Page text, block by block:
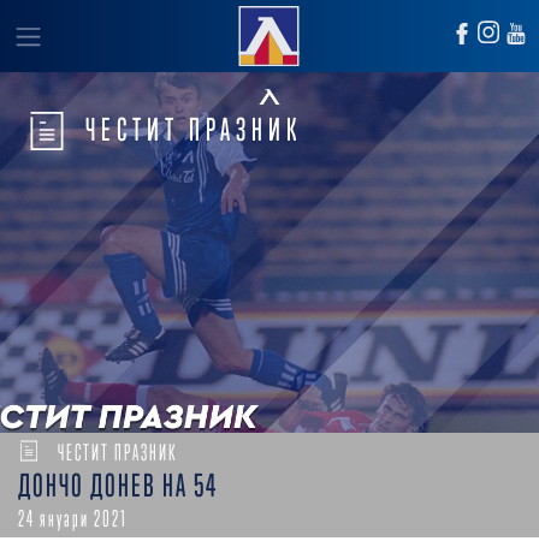
ЧЕСТИТ ПРАЗНИК
ЧЕСТИТ ПРАЗНИК
ДОНЧО ДОНЕВ НА 54
24 януари 2021